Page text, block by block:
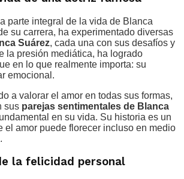
parte integral de la vida de Blanca
su carrera, ha experimentado diversas
Suárez, cada una con sus desafíos y
la presión mediática, ha logrado
en lo que realmente importa: su
emocional.
a valorar el amor en todas sus formas,
sus parejas sentimentales de Blanca
en su vida. Su historia es un
el amor puede florecer incluso en medio
la felicidad personal